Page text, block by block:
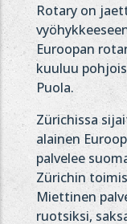
Rotary on
Euroopan
kuuluu
Puola.
Zürichissa
alainen
palvelee
Zürichin
Miettinen
ruotsiksi,